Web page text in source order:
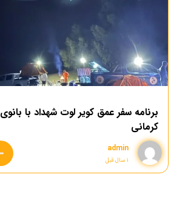
برنامه سفر عمق کویر لوت شهداد با بانوی
کرمانی
admin
۱ سال قبل